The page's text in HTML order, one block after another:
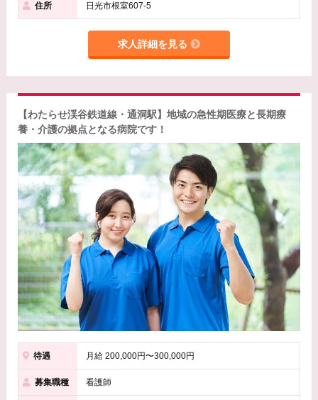
住所 日光市根室607-5
求人詳細を見る
【わたらせ渓谷鉄道線・通洞駅】地域の急性期医療と長期療
養・介護の拠点となる病院です！
待遇 月給 200,000円〜300,000円
募集職種 看護師